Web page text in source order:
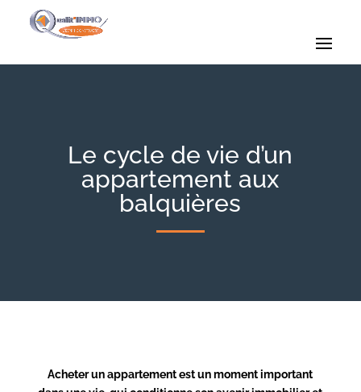
Le cycle de vie d’un
appartement aux
balquières
Acheter un appartement est un moment important